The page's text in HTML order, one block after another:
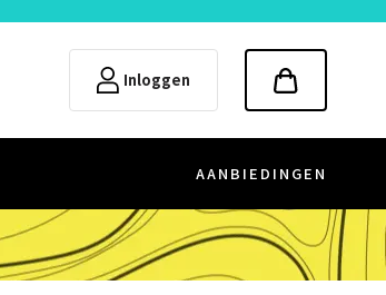
Inloggen
AANBIEDINGEN